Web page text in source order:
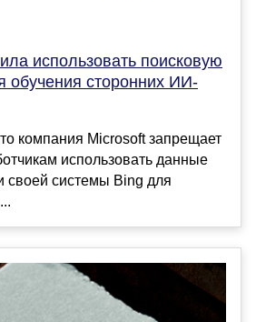
использовать поисковую
обучения сторонних ИИ-
компания Microsoft запрещает
использовать данные
своей системы Bing для